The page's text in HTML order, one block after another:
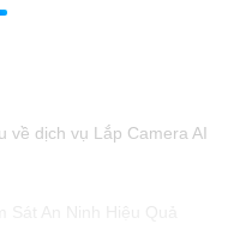
về dịch vụ Lắp Camera AI